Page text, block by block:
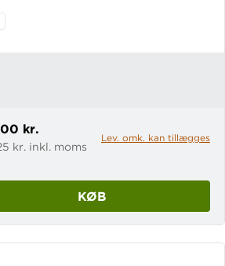
Can you see the gun I’m
kr.
kr. inkl. moms
Lev. omk. kan tillægges
KØB